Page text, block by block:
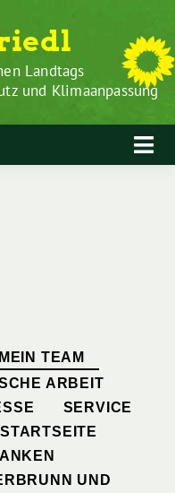
Landtags
und Klimaanpassung
MEIN TEAM
ARBEIT
SERVICE
STARTSEITE
UND